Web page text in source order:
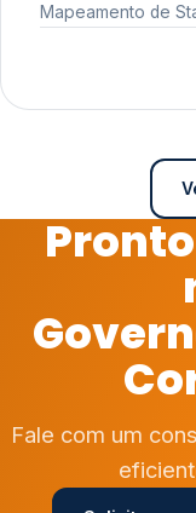
Mapeamento de
Fale com um